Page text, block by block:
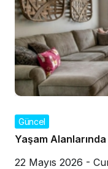
Güncel
Yaşam
22 Mayıs 2026 -